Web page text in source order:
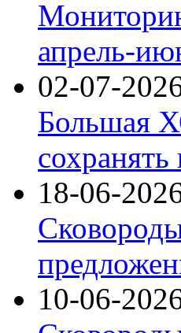
апрель-
02-07-
Большая
18-06-
10-06-